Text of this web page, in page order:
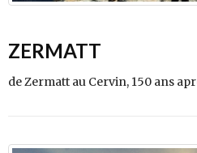
ZERMATT
de Zermatt au Cervin, 150 ans